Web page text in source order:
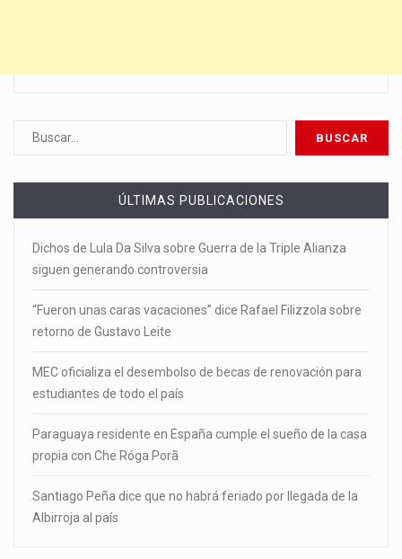
ÚLTIMAS PUBLICACIONES
Dichos de Lula Da Silva sobre Guerra de la Triple Alianza
siguen generando controversia
“Fueron unas caras vacaciones” dice Rafael Filizzola sobre
retorno de Gustavo Leite
MEC oficializa el desembolso de becas de renovación para
estudiantes de todo el país
Paraguaya residente en España cumple el sueño de la casa
propia con Che Róga Porã
Santiago Peña dice que no habrá feriado por llegada de la
Albirroja al país